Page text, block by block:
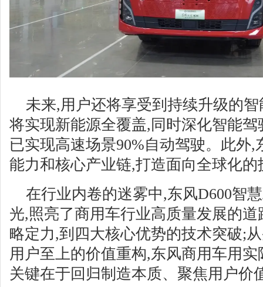
未来,用户还将享受到持续升级的
将实现新能源全覆盖,同时深化智能
已实现高速场景90%自动驾驶。此外
能力和核心产业链,打造面向全球化的
在行业内卷的迷雾中,东风D600智
光,照亮了商用车行业高质量发展的
略定力,到四大核心优势的技术突破;
用户至上的价值重构,东风商用车用
关键在于回归制造本质、聚焦用户价